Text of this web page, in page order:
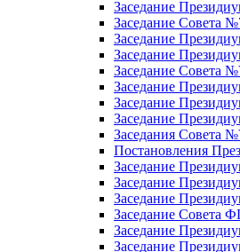
Заседание
Заседание Совета
Заседание
Заседание
Заседание Совета
Заседание
Заседание
Заседание
Заседания Совета
Постановления
Заседание
Заседание
Заседание
Заседание Совета
Заседание
Заседание